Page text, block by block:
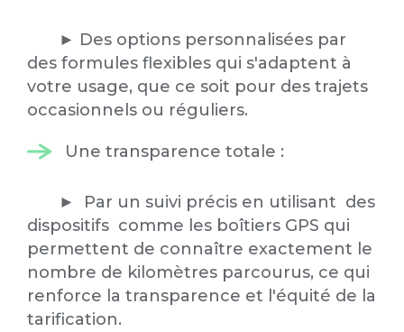
► Des options personnalisées par
des formules flexibles qui s'adaptent à
votre usage, que ce soit pour des trajets
occasionnels ou réguliers.
Une transparence totale :
► Par un suivi précis en utilisant des
dispositifs comme les boîtiers GPS qui
permettent de connaître exactement le
nombre de kilomètres parcourus, ce qui
renforce la transparence et l'équité de la
tarification.